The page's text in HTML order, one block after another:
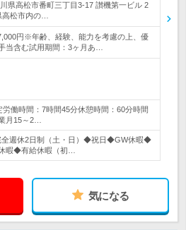
川県高松市番町三丁目3-17 讃機第一ビル 2
松市内の…
円※年齢、経験、能力を考慮の上、優
当含む試用期間：3ヶ月あ…
労働時間：7時間45分休憩時間：60分時間
月15～2…
週休2日制（土・日）◆祝日◆GW休暇◆
暇◆有給休暇（初…
気になる